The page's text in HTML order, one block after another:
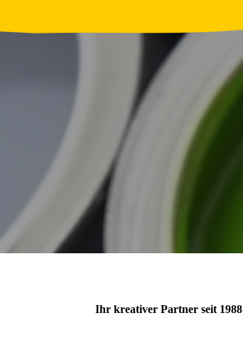
Ihr kreativer Partner seit 1988